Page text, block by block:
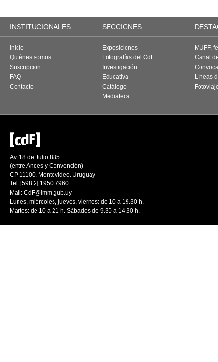
INSTITUCIONALES SECCIONES
Inicio
Quiénes somos
Suscripción
FAQ
Contacto
Exposiciones
Fotografías del CdF
Investigación
Educativa
Catálogo
Mediateca
MUFF,
Canal
Líneas
Av. 18 de Julio 885
(entre Andes y Convención)
CP 11100. Montevideo. Uruguay
Tel: [598 2] 1950 7960
Mail: CdF@imm.gub.uy
Lunes, miércoles, jueves, viernes: de 10 a 19.30 h.
Martes: de 10 a 21 h. Sábados de 9.30 a 14.30 h.